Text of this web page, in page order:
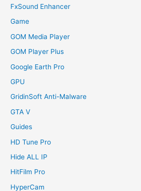
FxSound Enhancer
Game
GOM Media Player
GOM Player Plus
Google Earth Pro
GPU
GridinSoft Anti-Malware
GTA V
Guides
HD Tune Pro
Hide ALL IP
HitFilm Pro
HyperCam